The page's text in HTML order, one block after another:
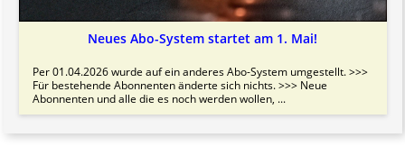
Neues Abo-System startet am 1. Mai!
Per 01.04.2026 wurde auf ein anderes Abo-System umgestellt. >>>
Für bestehende Abonnenten änderte sich nichts. >>> Neue
Abonnenten und alle die es noch werden wollen, ...